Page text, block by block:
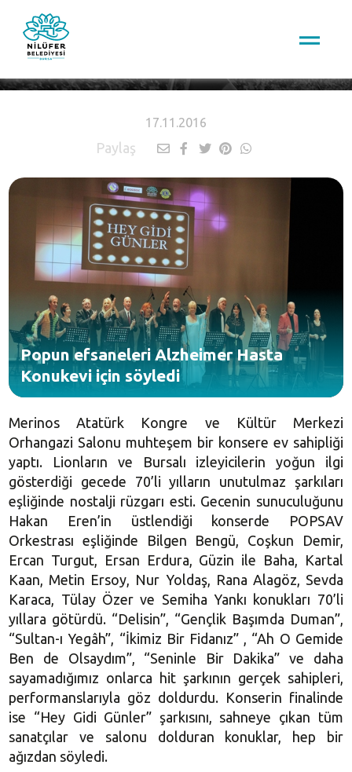
17.11.2016
Paylaş
Popun efsaneleri Alzheimer Hasta
Konukevi için söyledi
Merinos Atatürk Kongre ve Kültür Merkezi
Orhangazi Salonu muhteşem bir konsere ev sahipliği
yaptı. Lionların ve Bursalı izleyicilerin yoğun ilgi
gösterdiği gecede 70’li yılların unutulmaz şarkıları
eşliğinde nostalji rüzgarı esti. Gecenin sunuculuğunu
Hakan Eren’in üstlendiği konserde POPSAV
Orkestrası eşliğinde Bilgen Bengü, Coşkun Demir,
Ercan Turgut, Ersan Erdura, Güzin ile Baha, Kartal
Kaan, Metin Ersoy, Nur Yoldaş, Rana Alagöz, Sevda
Karaca, Tülay Özer ve Semiha Yankı konukları 70’li
yıllara götürdü. “Delisin”, “Gençlik Başımda Duman”,
“Sultan-ı Yegâh”, “İkimiz Bir Fidanız” , “Ah O Gemide
Ben de Olsaydım”, “Seninle Bir Dakika” ve daha
sayamadığımız onlarca hit şarkının gerçek sahipleri,
performanslarıyla göz doldurdu. Konserin finalinde
ise “Hey Gidi Günler” şarkısını, sahneye çıkan tüm
sanatçılar ve salonu dolduran konuklar, hep bir
ağızdan söyledi.